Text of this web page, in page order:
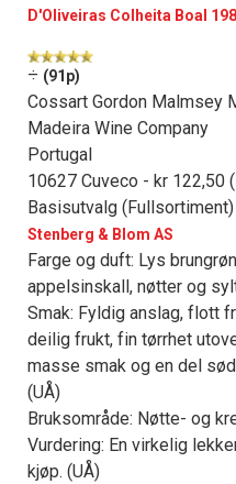
D'Oliveiras Colheita Boal
÷ (91p)
Cossart Gordon Malmsey
Madeira Wine Company
Portugal
10627 Cuveco - kr 122,50
Basisutvalg (Fullsortiment)
Stenberg & Blom AS
Farge og duft: Lys
appelsinskall, nøtter og
Smak: Fyldig anslag, flott
deilig frukt, fin tørrhet
masse smak og en del
(UÅ)
Bruksområde: Nøtte- og
Vurdering: En virkelig
kjøp. (UÅ)